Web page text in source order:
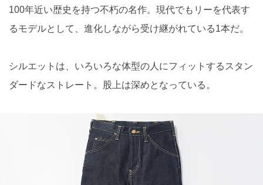
100年近い歴史を持つ不朽の名作。現代でもリーを代表す
るモデルとして、進化しながら受け継がれている1本だ。
シルエットは、いろいろな体型の人にフィットするスタン
ダードなストレート。股上は深めとなっている。